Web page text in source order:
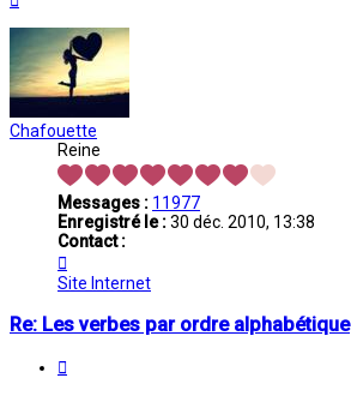
Chafouette
Reine
Messages : 11977
Enregistré le :30 déc. 2010, 13:38
Contact :
Chafouette
Site Internet
Re: Les verbes par ordre alphabétique